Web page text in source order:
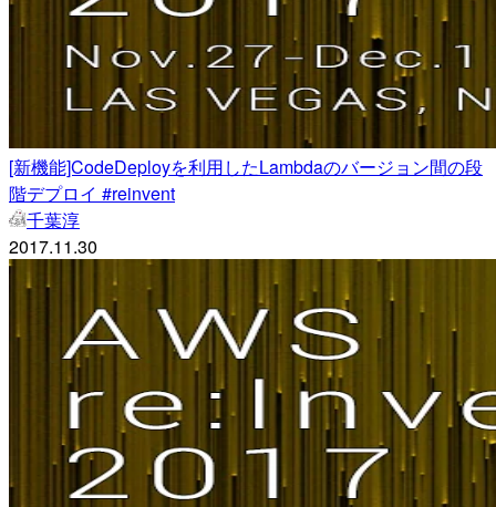
[新機能]CodeDeployを利用したLambdaのバージョン間の段
階デプロイ #reinvent
千葉淳
2017.11.30